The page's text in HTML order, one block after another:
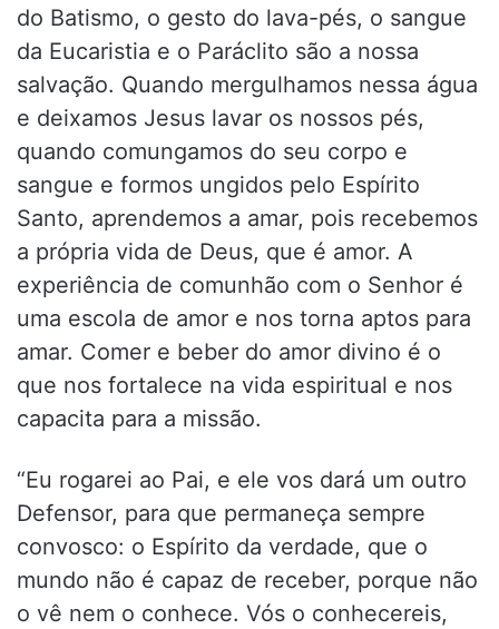
do Batismo, o gesto do lava-pés, o sangue
da Eucaristia e o Paráclito são a nossa
salvação. Quando mergulhamos nessa água
e deixamos Jesus lavar os nossos pés,
quando comungamos do seu corpo e
sangue e formos ungidos pelo Espírito
Santo, aprendemos a amar, pois recebemos
a própria vida de Deus, que é amor. A
experiência de comunhão com o Senhor é
uma escola de amor e nos torna aptos para
amar. Comer e beber do amor divino é o
que nos fortalece na vida espiritual e nos
capacita para a missão.
“Eu rogarei ao Pai, e ele vos dará um outro
Defensor, para que permaneça sempre
convosco: o Espírito da verdade, que o
mundo não é capaz de receber, porque não
o vê nem o conhece. Vós o conhecereis,